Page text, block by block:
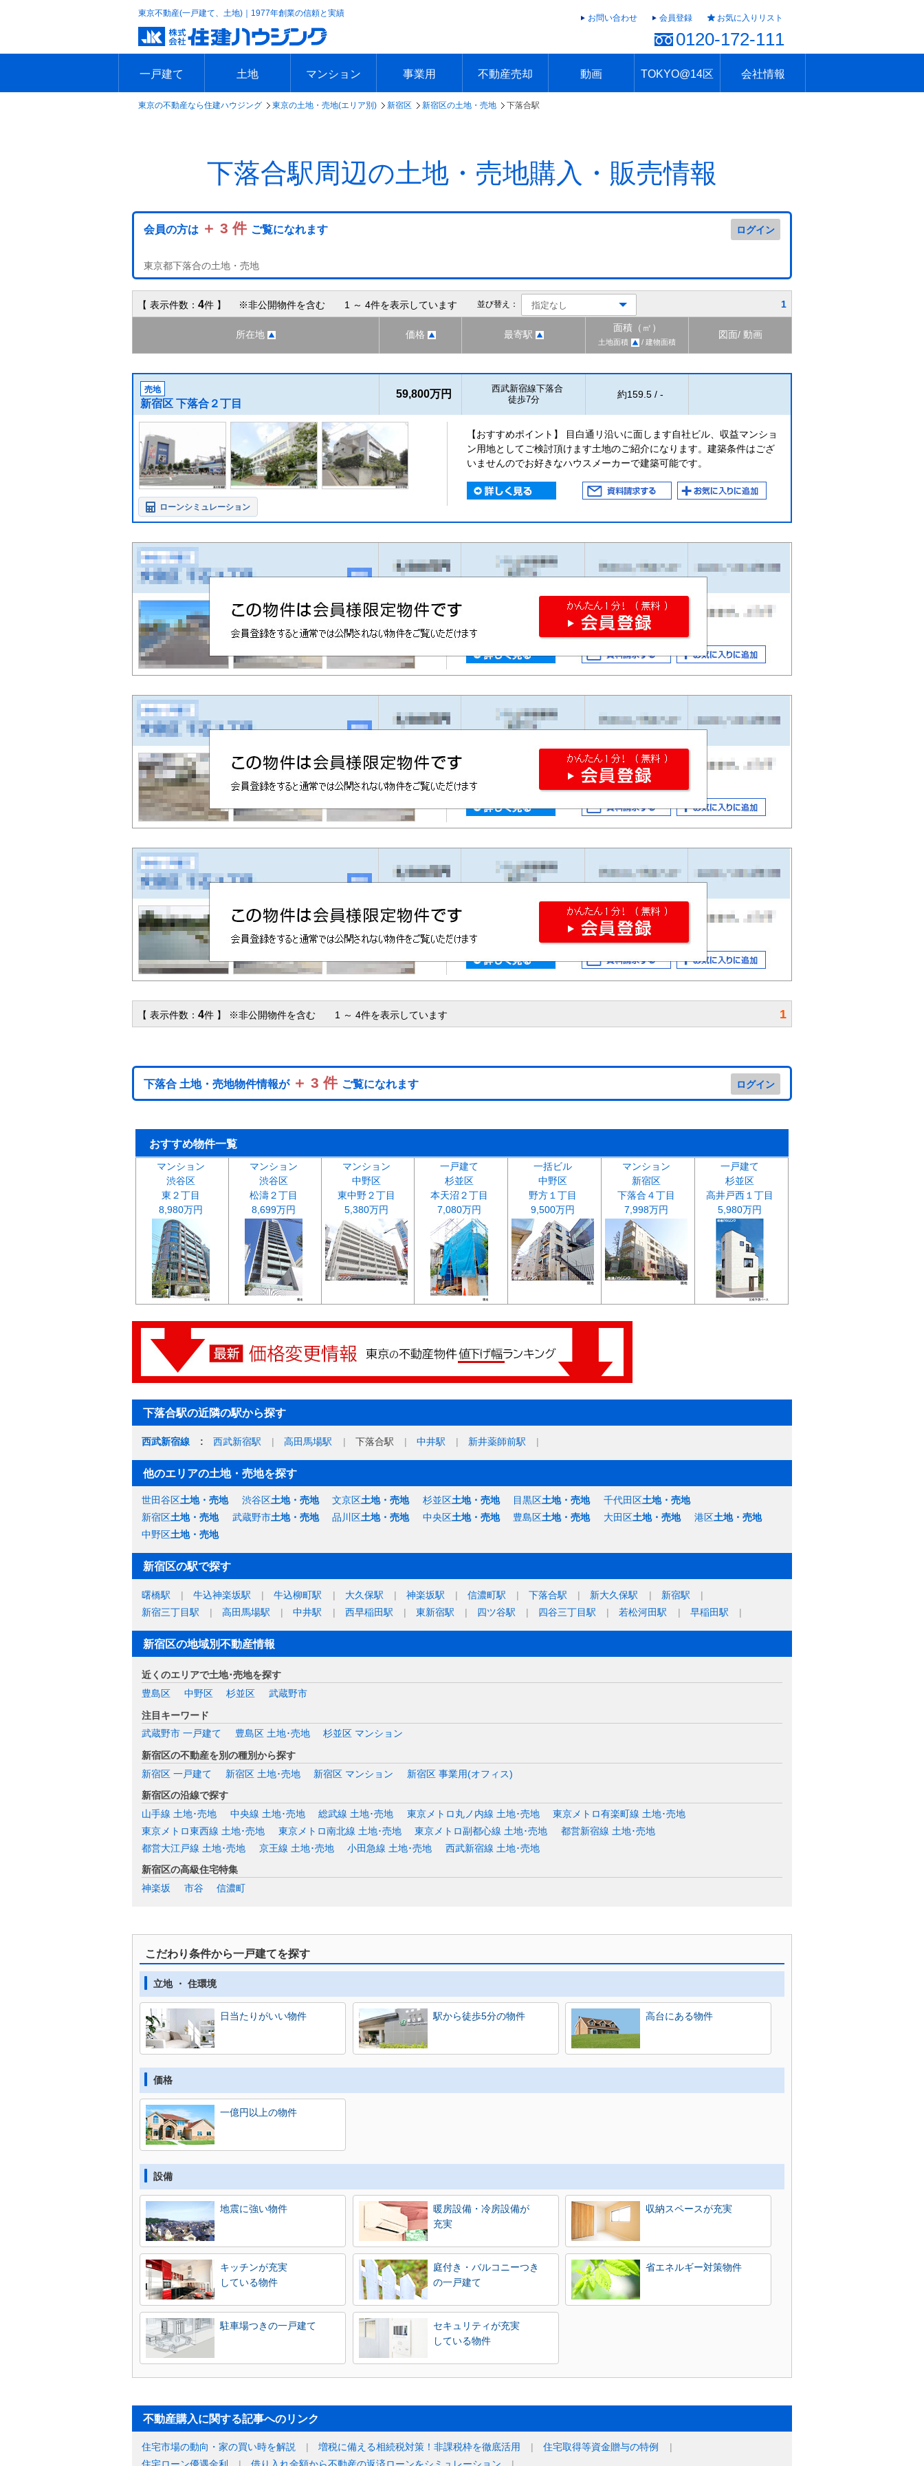
東京不動産(一戸建て、土地)｜1977年創業の信頼と実績
お問い合わせ 会員登録 お気に入りリスト
0120-172-111
一戸建て
エリアで探す
沿線で探す
新築一戸建て
中古一戸建て
本日の新着物件
今週の新着物件
土地
エリアで探す
沿線で探す
本日の新着物件
今週の新着物件
マンション
エリアで探す
沿線で探す
本日の新着物件
今週の新着物件
事業用
エリアで探す
沿線で探す
本日の新着物件
今週の新着物件
不動産売却
不動産売却トップ
簡単無料査定
不動産売却の流れ
不動産売却 Q&A
海外からの不動産売買
動画 TOKYO@14区 会社情報
東京の不動産なら住建ハウジング 東京の土地・売地(エリア別) 新宿区 新宿区の土地・売地 下落合駅
下落合駅周辺の土地・売地購入・販売情報
会員の方は ＋ 3 件 ご覧になれます ログイン
東京都下落合の土地・売地
【 表示件数： 4件 】 ※非公開物件を含む 1 ～ 4件を表示しています 並び替え： 1
所在地 価格 最寄駅
面積（㎡）
土地面積 / 建物面積
図面/ 動画
売地
新宿区 下落合２丁目
59,800万円
西武新宿線下落合
徒歩7分
約159.5 / -
【おすすめポイント】 目白通リ沿いに面します自社ビル、収益マンショ
ン用地としてご検討頂けます土地のご紹介になります。建築条件はござ
いませんのでお好きなハウスメーカーで建築可能です。
ローンシミュレーション
【 表示件数： 4件 】 ※非公開物件を含む 1 ～ 4件を表示しています 1
下落合 土地・売地物件情報が ＋ 3 件 ご覧になれます ログイン
おすすめ物件一覧
マンション
渋谷区
東２丁目
8,980万円
マンション
渋谷区
松濤２丁目
8,699万円
マンション
中野区
東中野２丁目
5,380万円
一戸建て
杉並区
本天沼２丁目
7,080万円
一括ビル
中野区
野方１丁目
9,500万円
マンション
新宿区
下落合４丁目
7,998万円
一戸建て
杉並区
高井戸西１丁目
5,980万円
下落合駅の近隣の駅から探す
西武新宿線 西武新宿駅 高田馬場駅 下落合駅 中井駅 新井薬師前駅
他のエリアの土地・売地を探す
世田谷区土地・売地 渋谷区土地・売地 文京区土地・売地 杉並区土地・売地 目黒区土地・売地 千代田区土地・売地
新宿区土地・売地 武蔵野市土地・売地 品川区土地・売地 中央区土地・売地 豊島区土地・売地 大田区土地・売地 港区土地・売地
中野区土地・売地
新宿区の駅で探す
曙橋駅 牛込神楽坂駅 牛込柳町駅 大久保駅 神楽坂駅 信濃町駅 下落合駅 新大久保駅
新宿駅
新宿三丁目駅
高田馬場駅 中井駅 西早稲田駅 東新宿駅 四ツ谷駅 四谷三丁目駅 若松河田駅 早稲田駅
新宿区の地域別不動産情報
近くのエリアで土地･売地を探す
豊島区
中野区 杉並区
武蔵野市
注目キーワード
武蔵野市 一戸建て
豊島区 土地･売地
杉並区 マンション
新宿区の不動産を別の種別から探す
新宿区 一戸建て
新宿区 土地･売地 新宿区 マンション
新宿区 事業用(オフィス)
新宿区の沿線で探す
山手線 土地･売地
中央線 土地･売地 総武線 土地･売地 東京メトロ丸ノ内線 土地･売地
東京メトロ有楽町線 土地･売地
東京メトロ東西線 土地･売地
東京メトロ南北線 土地･売地 東京メトロ副都心線 土地･売地
都営新宿線 土地･売地
都営大江戸線 土地･売地
京王線 土地･売地 小田急線 土地･売地
西武新宿線 土地･売地
新宿区の高級住宅特集
神楽坂
市谷 信濃町
こだわり条件から一戸建てを探す
立地 ・ 住環境
日当たりがいい物件 駅から徒歩5分の物件 高台にある物件
価格
一億円以上の物件
設備
地震に強い物件
暖房設備・冷房設備が
充実
収納スペースが充実
キッチンが充実
している物件
庭付き・バルコニーつき
の一戸建て
省エネルギー対策物件
駐車場つきの一戸建て
セキュリティが充実
している物件
不動産購入に関する記事へのリンク
住宅市場の動向・家の買い時を解説 増税に備える相続税対策！非課税枠を徹底活用
住宅取得等資金贈与の特例